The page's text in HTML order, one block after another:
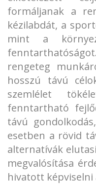
formáljanak a
kézilabdát, a
mint a
rengeteg
hosszú távú
szemlélet
fenntartható
távú
esetben a rövid
alternatívák
megvalósítása
hivatott képviselni